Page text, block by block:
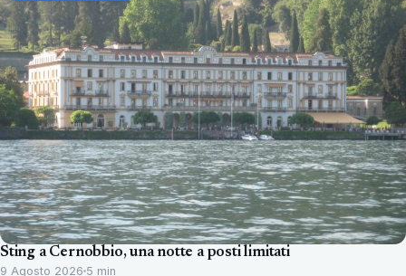
Sting a Cernobbio, una notte a posti limitati
9 Agosto 2026 5 min